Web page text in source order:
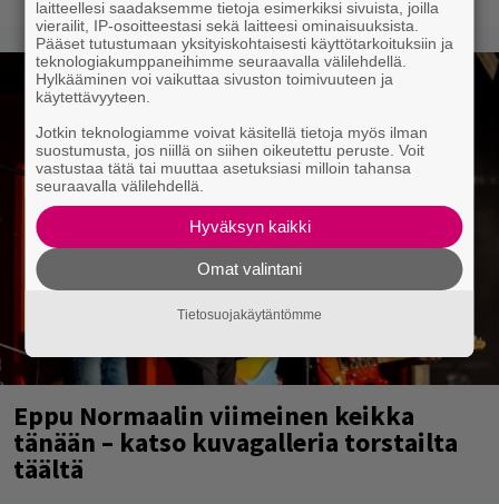
Eppu Normaalin viimeinen keikka
tänään – katso kuvagalleria torstailta
täältä
laitteellesi saadaksemme tietoja esimerkiksi sivuista, joilla
vierailit, IP-osoitteestasi sekä laitteesi ominaisuuksista.
Pääset tutustumaan yksityiskohtaisesti käyttötarkoituksiin ja
teknologiakumppaneihimme seuraavalla välilehdellä.
Hylkääminen voi vaikuttaa sivuston toimivuuteen ja
käytettävyyteen.
Jotkin teknologiamme voivat käsitellä tietoja myös ilman
suostumusta, jos niillä on siihen oikeutettu peruste. Voit
vastustaa tätä tai muuttaa asetuksiasi milloin tahansa
seuraavalla välilehdellä.
Hyväksyn kaikki
Omat valintani
Tietosuojakäytäntömme